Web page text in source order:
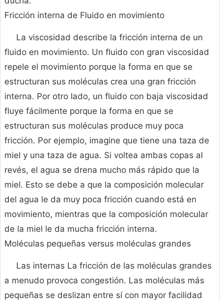
Fricción interna de Fluido en movimiento
La viscosidad describe la fricción interna de un
fluido en movimiento. Un fluido con gran viscosidad
repele el movimiento porque la forma en que se
estructuran sus moléculas crea una gran fricción
interna. Por otro lado, un fluido con baja viscosidad
fluye fácilmente porque la forma en que se
estructuran sus moléculas produce muy poca
fricción. Por ejemplo, imagine que tiene una taza de
miel y una taza de agua. Si voltea ambas copas al
revés, el agua se drena mucho más rápido que la
miel. Esto se debe a que la composición molecular
del agua le da muy poca fricción cuando está en
movimiento, mientras que la composición molecular
de la miel le da mucha fricción interna.
Moléculas pequeñas versus moléculas grandes
Las internas La fricción de las moléculas grandes
a menudo provoca congestión. Las moléculas más
pequeñas se deslizan entre sí con mayor facilidad